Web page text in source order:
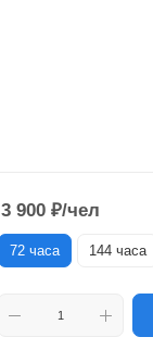
3 900 ₽/чел
72 часа 144 часа